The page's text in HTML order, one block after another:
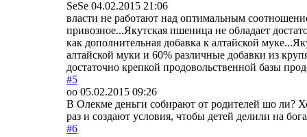
SeSe 04.02.2015 21:06
власти не работают над оптимальным
привозное...Якутская пшеница не обладает
как дополнительная добавка к алтайской
алтайской муки и 60% различные добавки из
достаточно крепкой продовольственной базы
#5
оо 05.02.2015 09:26
В Олекме деньги собирают от родителей шо ли?
раз и создают условия, чтобы детей делили на
#6